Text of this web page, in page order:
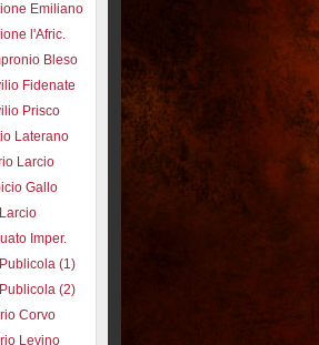
Emiliano
l'Afric.
Bleso
Fidenate
Prisco
Laterano
Larcio
Gallo
Imper.
(1)
(2)
Corvo
Levino